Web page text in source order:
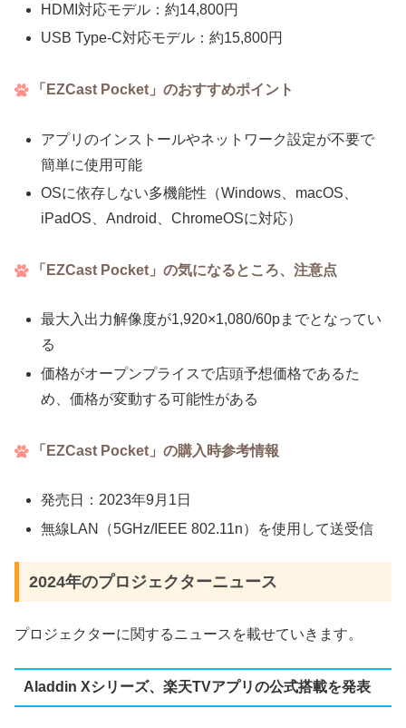
HDMI対応モデル：約14,800円
USB Type-C対応モデル：約15,800円
「EZCast Pocket」のおすすめポイント
アプリのインストールやネットワーク設定が不要で
簡単に使用可能
OSに依存しない多機能性（Windows、macOS、
iPadOS、Android、ChromeOSに対応）
「EZCast Pocket」の気になるところ、注意点
最大入出力解像度が1,920×1,080/60pまでとなってい
る
価格がオープンプライスで店頭予想価格であるた
め、価格が変動する可能性がある
「EZCast Pocket」の購入時参考情報
発売日：2023年9月1日
無線LAN（5GHz/IEEE 802.11n）を使用して送受信
2024年のプロジェクターニュース
プロジェクターに関するニュースを載せていきます。
Aladdin Xシリーズ、楽天TVアプリの公式搭載を発表